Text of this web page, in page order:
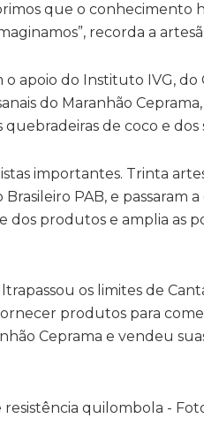
que o conhecimento
recorda a
do Instituto IVG, do
do Maranhão
de coco e dos
importantes. Trinta
PAB, e passaram
produtos e amplia as
os limites de
produtos para
Ceprama e vendeu